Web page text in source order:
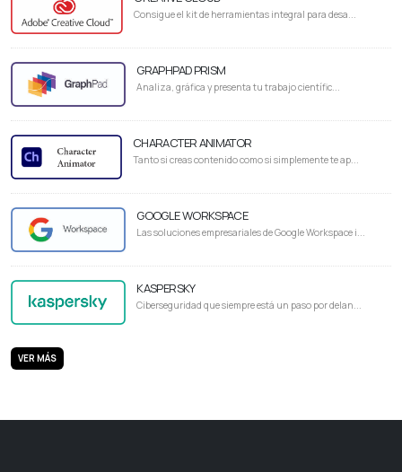
Consigue el kit de herramientas integral para desa...
GRAPHPAD PRISM
Analiza, gráfica y presenta tu trabajo científic...
CHARACTER ANIMATOR
Tanto si creas contenido como si simplemente te ap...
GOOGLE WORKSPACE
Las soluciones empresariales de Google Workspace i...
KASPERSKY
Ciberseguridad que siempre está un paso por delan...
VER MÁS